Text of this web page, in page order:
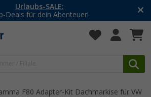
Urlaubs-SALE:
Deals für dein Abenteuer!
F80 Adapter-Kit Dachmarkise für VW